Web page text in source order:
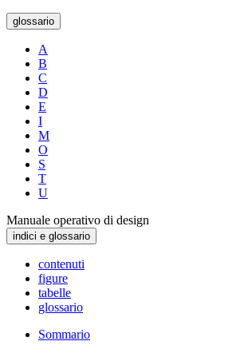
glossario
A
B
C
D
E
I
M
O
S
T
U
Manuale operativo di design
indici e glossario
contenuti
figure
tabelle
glossario
Sommario